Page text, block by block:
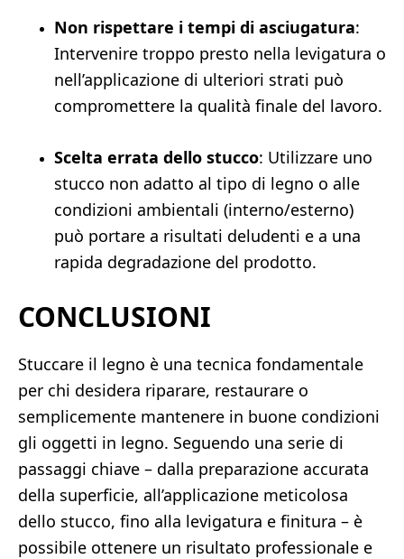
Non rispettare i tempi di asciugatura:
Intervenire troppo presto nella levigatura o
nell’applicazione di ulteriori strati può
compromettere la qualità finale del lavoro.
Scelta errata dello stucco: Utilizzare uno
stucco non adatto al tipo di legno o alle
condizioni ambientali (interno/esterno)
può portare a risultati deludenti e a una
rapida degradazione del prodotto.
CONCLUSIONI
Stuccare il legno è una tecnica fondamentale
per chi desidera riparare, restaurare o
semplicemente mantenere in buone condizioni
gli oggetti in legno. Seguendo una serie di
passaggi chiave – dalla preparazione accurata
della superficie, all’applicazione meticolosa
dello stucco, fino alla levigatura e finitura – è
possibile ottenere un risultato professionale e